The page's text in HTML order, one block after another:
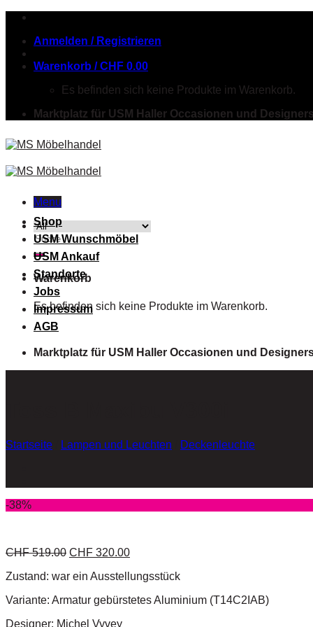
Skip
contentAnmelden / Registrieren
Warenkorb /CHF 0.00
Es befinden sich keine Produkte im Warenkorb.
Marktplatz für USM Haller Occasionen und
Menu
Suche
nach:
Warenkorb
Es befinden sich keine Produkte im Warenkorb.
Shop
USM Wunschmöbel
USM Ankauf
Standorte
Jobs
Impressum
AGB
Marktplatz für USM Haller Occasionen und
Startseite Lampen und Leuchten Deckenleuchte
-38%
CHF519.00 CHF 320.00
Zustand: war ein Ausstellungsstück
Variante: Armatur gebürstetes Aluminium (T14C2IAB)
Designer: Michel Vyvey